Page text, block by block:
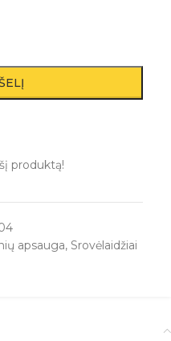
produktą!
apsauga, Srovėlaidžiai